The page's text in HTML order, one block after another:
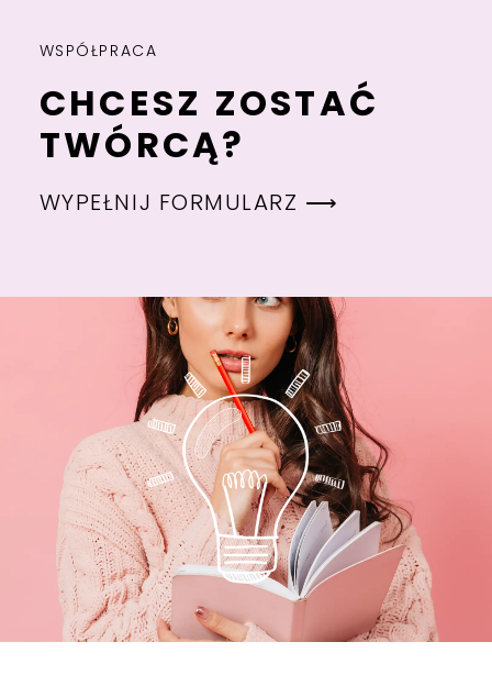
WSPÓŁPRACA
CHCESZ ZOSTAĆ
TWÓRCĄ?
WYPEŁNIJ FORMULARZ ⟶